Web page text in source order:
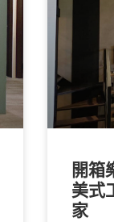
開箱
美式
家